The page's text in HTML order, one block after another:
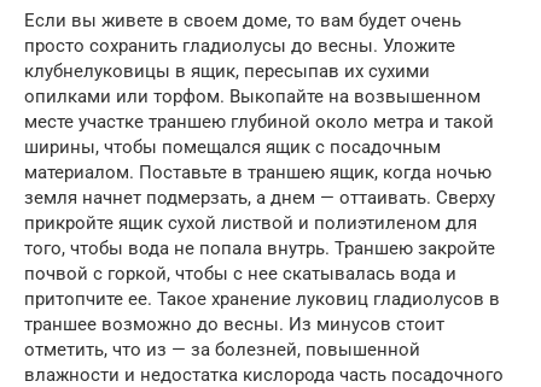
Если вы живете в своем доме, то вам будет очень
просто сохранить гладиолусы до весны. Уложите
клубнелуковицы в ящик, пересыпав их сухими
опилками или торфом. Выкопайте на возвышенном
месте участке траншею глубиной около метра и такой
ширины, чтобы помещался ящик с посадочным
материалом. Поставьте в траншею ящик, когда ночью
земля начнет подмерзать, а днем — оттаивать. Сверху
прикройте ящик сухой листвой и полиэтиленом для
того, чтобы вода не попала внутрь. Траншею закройте
почвой с горкой, чтобы с нее скатывалась вода и
притопчите ее. Такое хранение луковиц гладиолусов в
траншее возможно до весны. Из минусов стоит
отметить, что из — за болезней, повышенной
влажности и недостатка кислорода часть посадочного